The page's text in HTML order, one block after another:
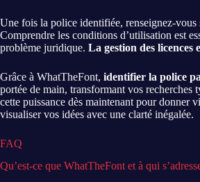
Une fois la police identifiée, renseignez-vous
Comprendre les conditions d’utilisation est
problème juridique. La gestion des licences
Grâce à WhatTheFont, identifier la police
portée de main, transformant vos recherches
cette puissance dès maintenant pour donner
visualiser vos idées avec une clarté inégalée.
FAQ
Qu’est-ce que WhatTheFont et à qui